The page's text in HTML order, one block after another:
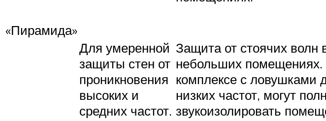
«Пирамида»
Для умеренной
защиты стен от
проникновения
высоких и
средних частот.
Защита от стоячих волн
небольших помещениях.
комплексе с ловушками
низких частот, могут
звукоизолировать